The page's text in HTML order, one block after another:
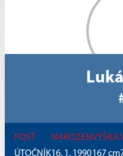
POST
ÚTOČNÍK
NAROZEN
16. 1. 1990
VÝŠKA
167cm